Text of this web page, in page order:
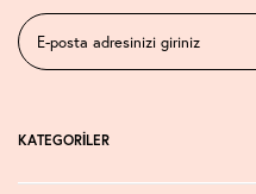
KATEGORİLER